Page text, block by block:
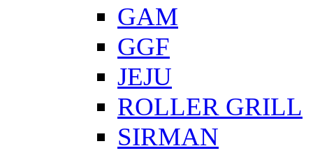
GAM
GGF
JEJU
ROLLER GRILL
SIRMAN